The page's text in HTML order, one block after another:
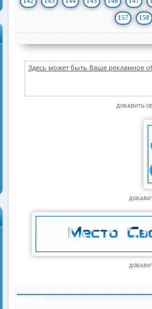
157 158
Здесь может быть Ваше рекламное
ДОБАВИТЬ